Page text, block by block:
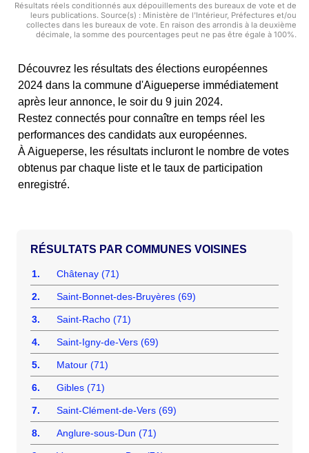
Résultats réels conditionnés aux dépouillements des bureaux de vote et de
leurs publications. Source(s) : Ministère de l'Intérieur, Préfectures et/ou
collectes dans les bureaux de vote. En raison des arrondis à la deuxième
décimale, la somme des pourcentages peut ne pas être égale à 100%.
Découvrez les résultats des élections européennes
2024 dans la commune d'Aigueperse immédiatement
après leur annonce, le soir du 9 juin 2024.
Restez connectés pour connaître en temps réel les
performances des candidats aux européennes.
À Aigueperse, les résultats incluront le nombre de votes
obtenus par chaque liste et le taux de participation
enregistré.
COMMUNES VOISINES
1. Châtenay (71)
2. Saint-Bonnet-des-Bruyères (69)
3. Saint-Racho (71)
4. Saint-Igny-de-Vers (69)
5. Matour (71)
6. Gibles (71)
7. Saint-Clément-de-Vers (69)
8. Anglure-sous-Dun (71)